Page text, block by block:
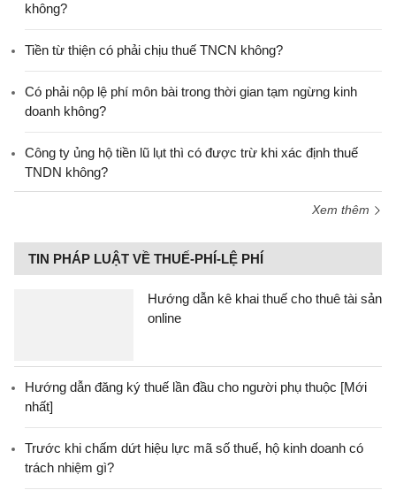
không?
Tiền từ thiện có phải chịu thuế TNCN không?
Có phải nộp lệ phí môn bài trong thời gian tạm ngừng kinh
doanh không?
Công ty ủng hộ tiền lũ lụt thì có được trừ khi xác định thuế
TNDN không?
Xem thêm
TIN PHÁP LUẬT VỀ THUẾ-PHÍ-LỆ PHÍ
Hướng dẫn kê khai thuế cho thuê tài sản
online
Hướng dẫn đăng ký thuế lần đầu cho người phụ thuộc [Mới
nhất]
Trước khi chấm dứt hiệu lực mã số thuế, hộ kinh doanh có
trách nhiệm gì?